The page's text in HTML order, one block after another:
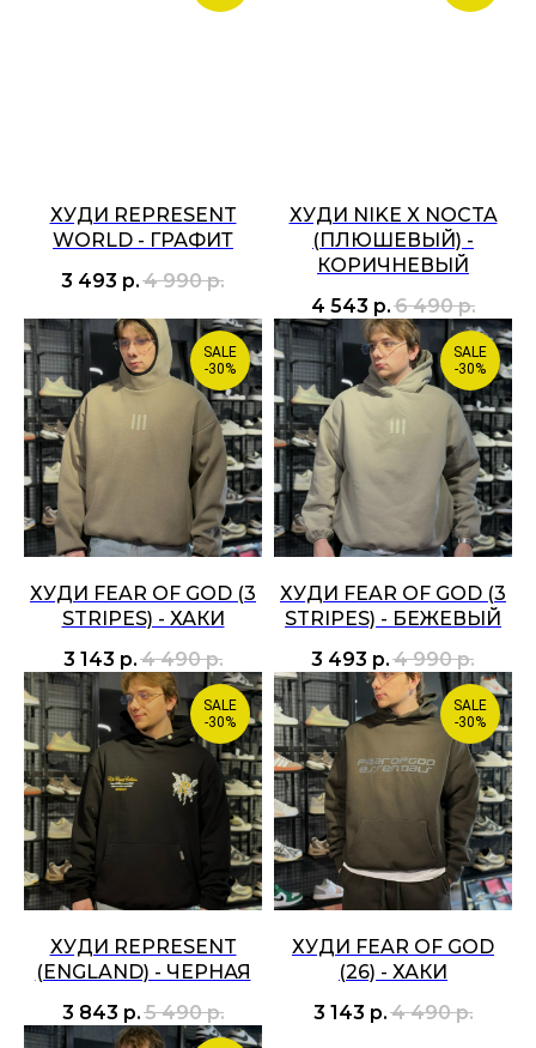
ХУДИ REPRESENT
WORLD - ГРАФИТ
3 493 р. 4 990 р.
ХУДИ NIKE X NOCTA
(ПЛЮШЕВЫЙ) -
КОРИЧНЕВЫЙ
4 543 р.6 490 р.
SALE
-30%
ХУДИ FEAR OF GOD (3
STRIPES) - ХАКИ
3 143 р.4 490 р.
SALE
-30%
ХУДИ FEAR OF GOD (3
STRIPES) - БЕЖЕВЫЙ
3 493 р. 4 990 р.
SALE
-30%
ХУДИ REPRESENT
(ENGLAND) - ЧЕРНАЯ
3 843 р.5 490 р.
SALE
-30%
ХУДИ FEAR OF GOD
(26) - ХАКИ
3 143 р.4 490 р.